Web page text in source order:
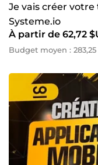
Je vais créer
Systeme.io
À partir de 62,72
Budget moyen : 283,25